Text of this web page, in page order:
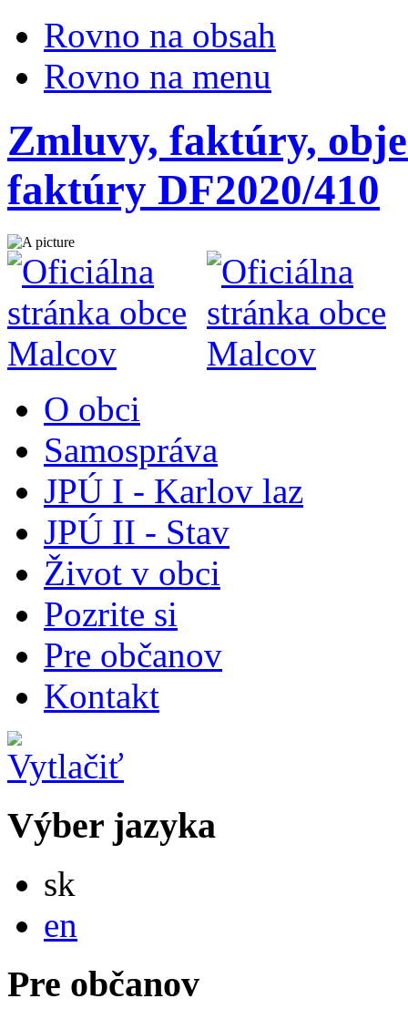
Rovno na obsah
Rovno na menu
Zmluvy, faktúry,
faktúry DF2020/410
O obci
Samospráva
JPÚ I - Karlov laz
JPÚ II - Stav
Život v obci
Pozrite si
Pre občanov
Kontakt
Výber jazyka
sk
en
Pre občanov